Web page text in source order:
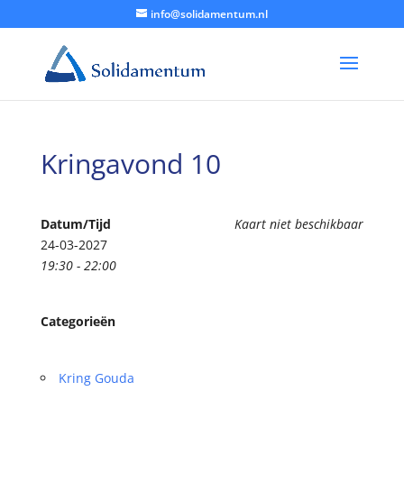
info@solidamentum.nl
Kringavond 10
Kaart niet beschikbaar
Datum/Tijd
24-03-2027
19:30 - 22:00
Categorieën
Kring Gouda